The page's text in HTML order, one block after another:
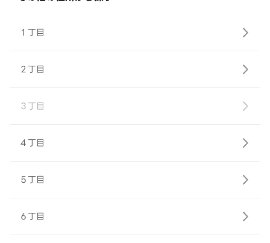
１丁目
２丁目
３丁目
４丁目
５丁目
６丁目